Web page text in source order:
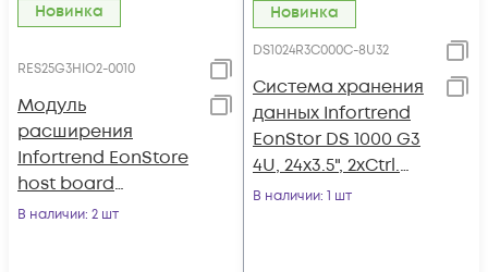
Новинка
RES25G3HIO2-0010
Модуль
расширения
Infortrend EonStore
host board
2x25Gbase-X SFP28
В наличии: 2 шт
Новинка
DS1024R3C000C-8U32
Система хранения
данных Infortrend
EonStor DS 1000 G3
4U, 24x3.5", 2xCtrl.
8GB total (2x4GB),
В наличии: 1 шт